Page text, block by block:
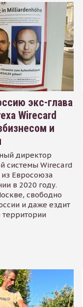
экс-глава
Wirecard
и
директор
системы Wirecard
Евросоюза
в 2020 году.
свободно
и даже ездит